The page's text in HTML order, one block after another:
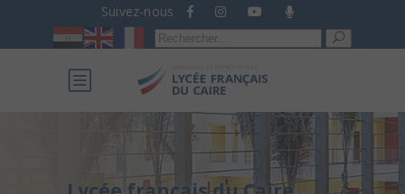
Suivez-nous
Recherche
pour :